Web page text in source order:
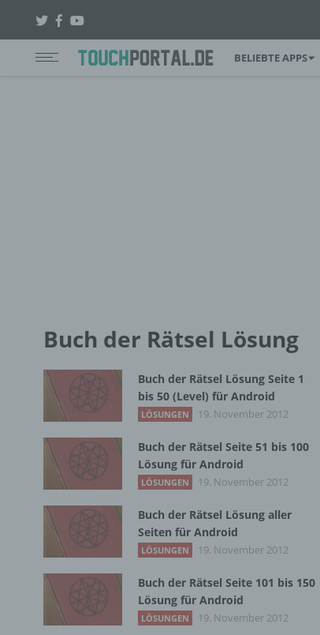
BELIEBTE APPS
Buch der Rätsel Lösung
Buch der Rätsel Lösung Seite 1
bis 50 (Level) für Android
LÖSUNGEN 19. November 2012
Buch der Rätsel Seite 51 bis 100
Lösung für Android
LÖSUNGEN 19. November 2012
Buch der Rätsel Lösung aller
Seiten für Android
LÖSUNGEN 19. November 2012
Buch der Rätsel Seite 101 bis 150
Lösung für Android
LÖSUNGEN 19. November 2012